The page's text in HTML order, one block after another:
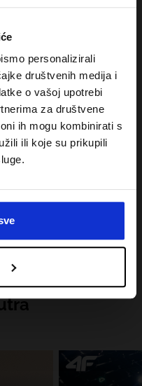
personalizirali
društvenih medija i
o vašoj upotrebi
za društvene
ih mogu kombinirati s
ili koje su prikupili